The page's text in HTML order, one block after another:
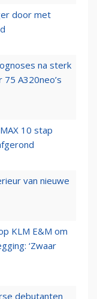
door met
na sterk
A320neo’s
10 stap
van nieuwe
KLM E&M om
‘Zwaar
debutanten